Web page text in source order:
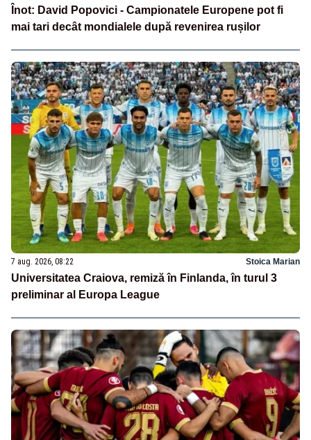
Înot: David Popovici - Campionatele Europene pot fi
mai tari decât mondialele după revenirea rușilor
7 aug. 2026, 08:22 Stoica Marian
Universitatea Craiova, remiză în Finlanda, în turul 3
preliminar al Europa League